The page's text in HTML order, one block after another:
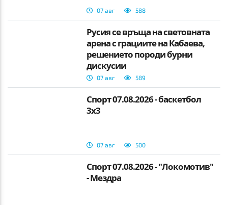
07 авг 588
Русия се връща на световната
арена с грациите на Кабаева,
решението породи бурни
дискусии
07 авг 589
Спорт 07.08.2026 - баскетбол
3х3
07 авг 500
Спорт 07.08.2026 - "Локомотив"
- Мездра